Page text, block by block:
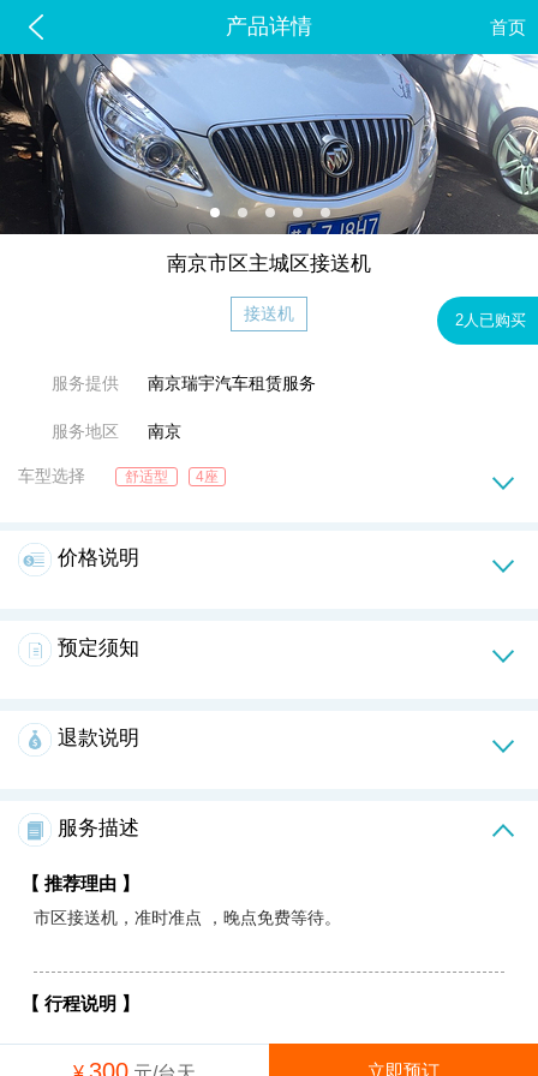
产品详情 首页
南京市区主城区接送机
接送机 2人已购买
服务提供 南京瑞宇汽车租赁服务
服务地区 南京
车型选择 舒适型 4座
价格说明
预定须知
退款说明
服务描述
【 推荐理由 】
市区接送机，准时准点 ，晚点免费等待。
【 行程说明 】
市区主城区接送机 立即预订